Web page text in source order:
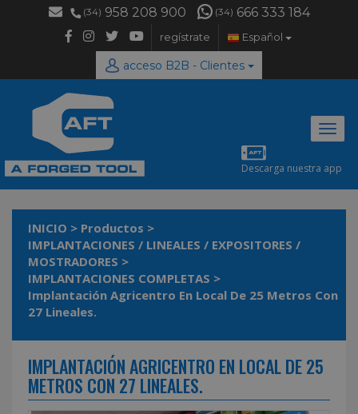
(34) 958 208 900 (34) 666 333 184
regístrate Español
acceso B2B - Clientes
Descarga nuestra app
INICIO > Productos >
IMPLANTACIONES / LINEALES / EXPOSITORES /
MOSTRADORES >
IMPLANTACIONES COMPLETAS >
Implantación Agricentro En Local De 25 Metros Con
27 Lineales.
IMPLANTACIÓN AGRICENTRO EN LOCAL DE 25
METROS CON 27 LINEALES.